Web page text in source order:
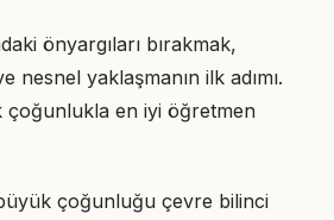
önyargıları bırakmak,
nesnel yaklaşmanın ilk adımı.
çoğunlukla en iyi öğretmen
büyük çoğunluğu çevre bilinci